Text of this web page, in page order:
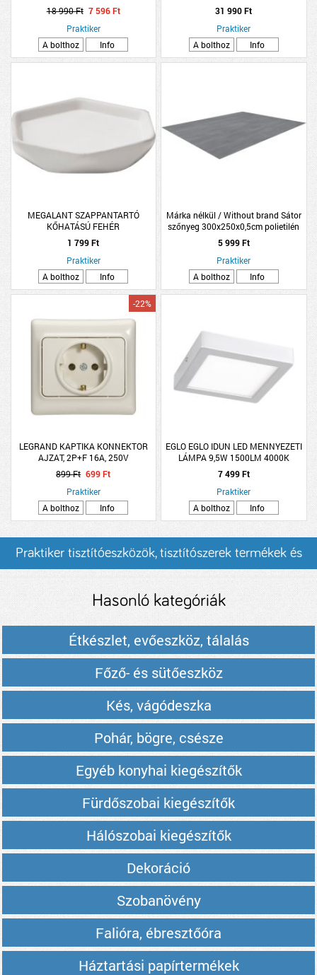
PÁRAMENTES LÁMPATEST,19W
150CM 4000K
18 990 Ft 7 596 Ft
Praktiker
A bolthoz
Info
31 990 Ft
Praktiker
A bolthoz
Info
MEGALANT SZAPPANTARTÓ
KŐHATÁSÚ FEHÉR
1 799 Ft
Praktiker
A bolthoz
Info
Márka nélkül / Without brand Sátor
szőnyeg 300x250x0,5cm polietilén
5 999 Ft
Praktiker
A bolthoz
Info
LEGRAND KAPTIKA KONNEKTOR
AJZAT, 2P+F 16A, 250V
-22%
899 Ft 699 Ft
Praktiker
A bolthoz
Info
EGLO EGLO IDUN LED MENNYEZETI
LÁMPA 9,5W 1500LM 4000K
17X17CM EZÜST
7 499 Ft
Praktiker
A bolthoz
Info
Praktiker tisztítóeszközök, tisztítószerek termékek és
Hasonló kategóriák
Étkészlet, evőeszköz, tálalás
Főző- és sütőeszköz
Kés, vágódeszka
Pohár, bögre, csésze
Egyéb konyhai kiegészítők
Fürdőszobai kiegészítők
Hálószobai kiegészítők
Dekoráció
Szobanövény
Falióra, ébresztőóra
Háztartási papírtermékek